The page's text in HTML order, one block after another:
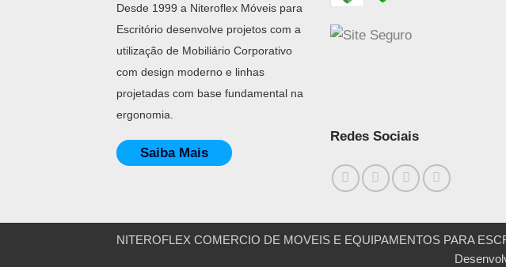
Desde 1999 a Niteroflex Móveis para
Escritório desenvolve projetos com a
utilização de Mobiliário Corporativo
com design moderno e linhas
projetadas com base fundamental na
ergonomia.
Saiba Mais
Redes Sociais
NITEROFLEX COMERCIO DE MOVEIS E EQUIPAMENTOS PARA